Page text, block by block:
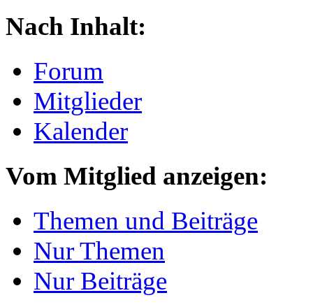
Nach Inhalt:
Forum
Mitglieder
Kalender
Vom Mitglied anzeigen:
Themen und Beiträge
Nur Themen
Nur Beiträge